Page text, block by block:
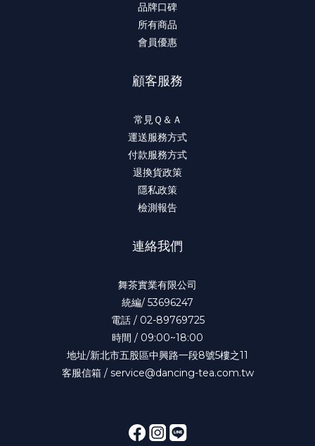
品牌口碑
所有商品
會員優惠
顧客服務
常見Ｑ＆Ａ
運送服務方式
付款服務方式
退換貨政策
隱私政策
檢測報告
連絡我們
舞茶實業有限公司
統編/ 53696247
電話 / 02-89769725
時間 / 09:00~18:00
地址/新北市五股區中興路一段8號5樓之11
客服信箱 / service@dancing-tea.com.tw